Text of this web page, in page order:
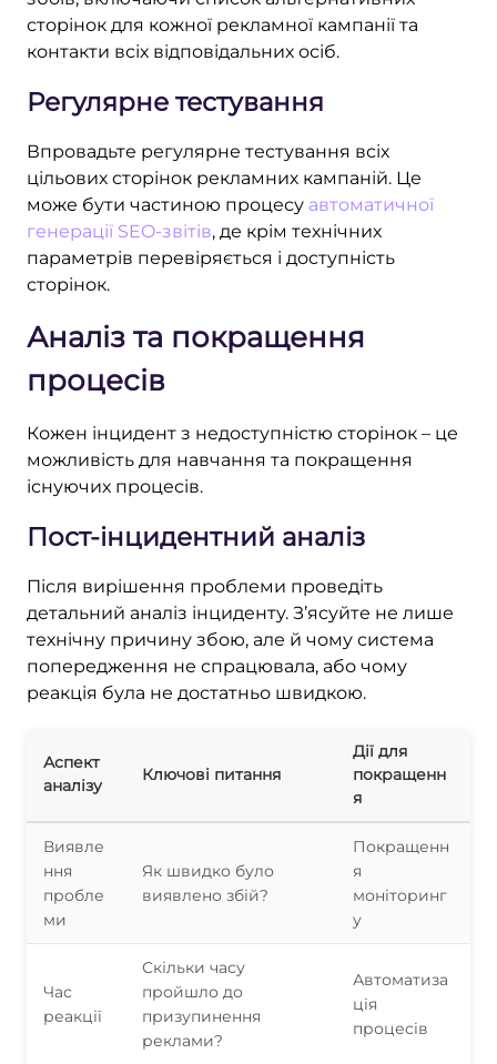
сторінок для кожної рекламної кампанії та
контакти всіх відповідальних осіб.
Регулярне тестування
Впровадьте регулярне тестування всіх
цільових сторінок рекламних кампаній. Це
може бути частиною процесу автоматичної
генерації SEO-звітів, де крім технічних
параметрів перевіряється і доступність
сторінок.
Аналіз та покращення
процесів
Кожен інцидент з недоступністю сторінок – це
можливість для навчання та покращення
існуючих процесів.
Пост-інцидентний аналіз
Після вирішення проблеми проведіть
детальний аналіз інциденту. З’ясуйте не лише
технічну причину збою, але й чому система
попередження не спрацювала, або чому
реакція була не достатньо швидкою.
Аспект
аналізу
Ключові питання
Дії для
покращенн
я
Виявле
ння
пробле
ми
Як швидко було
виявлено збій?
Покращенн
я
моніторинг
у
Час
реакції
Скільки часу
пройшло до
призупинення
реклами?
Автоматиза
ція
процесів